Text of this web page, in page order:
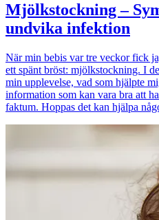
Mjölkstockning –
undvika infektion
När min bebis var tre veckor fick
ett spänt bröst: mjölkstockning. I
min upplevelse, vad som hjälpte
information som kan vara bra att
faktum. Hoppas det kan hjälpa